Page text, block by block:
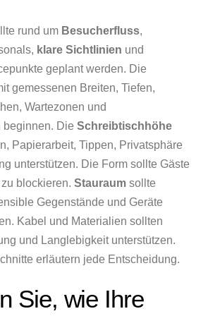
rund um Besucherfluss,
klare Sichtlinien und
geplant werden. Die
gemessenen Breiten, Tiefen,
Wartezonen und
beginnen. DieSchreibtischhöhe
Papierarbeit, Tippen, Privatsphäre
unterstützen. Die Form sollte Gäste
zu blockieren.Stauraum sollte
Gegenstände und Geräte
Kabel und Materialien sollten
und Langlebigkeit unterstützen.
erläutern jede Entscheidung.
Sie, wie Ihre